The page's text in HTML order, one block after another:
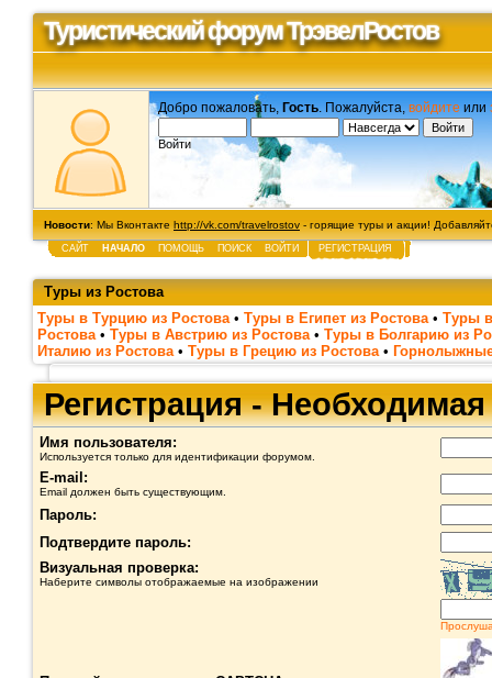
Туристический форум ТрэвелРостов
Добро пожаловать, Гость . Пожалуйста, войдите или
Войти
Новости: Мы Вконтакте http://vk.com/travelrostov - горящие туры и акции!
САЙТ НАЧАЛО ПОМОЩЬ ПОИСК ВОЙТИ РЕГИСТРАЦИЯ
Туры из Ростова
Туры в Турцию из Ростова • Туры в Египет из Ростова • Туры
Ростова • Туры в Австрию из Ростова • Туры в Болгарию из
Италию из Ростова • Туры в Грецию из Ростова •
Регистрация -
Имя пользователя:
Используется только для идентификации форумом.
E-mail:
Email должен быть существующим.
Пароль:
Подтвердите пароль:
Визуальная проверка:
Наберите символы отображаемые на изображении